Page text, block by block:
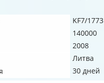
KF7/1773
140000
2008
Литва
30 дней